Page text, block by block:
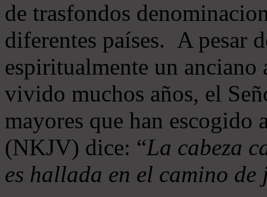
de trasfondos
diferentes países. A pesar
espiritualmente un
vivido muchos años, el
mayores que han
(NKJV) dice: “La cabeza
es hallada en el camino de